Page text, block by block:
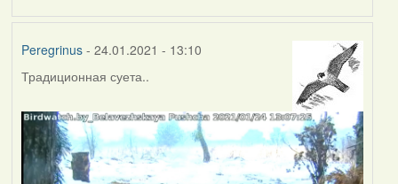
Peregrinus- 24.01.2021 - 13:10
Традиционная суета..